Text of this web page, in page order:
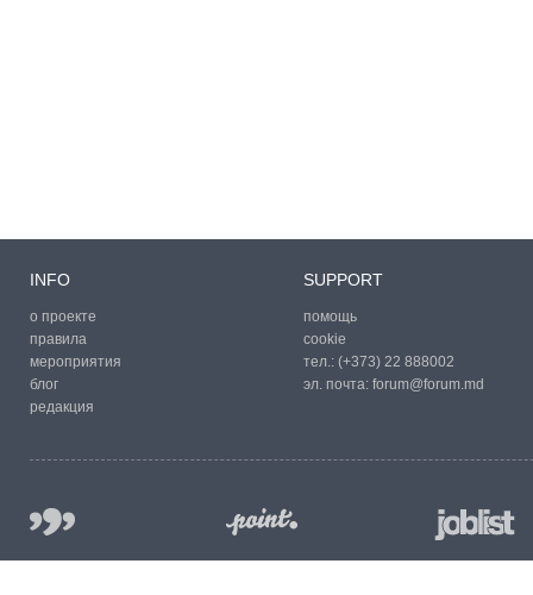
INFO
о проекте
правила
мероприятия
блог
редакция
SUPPORT
помощь
cookie
тел.: (+373) 22 888002
эл. почта: forum@forum.md